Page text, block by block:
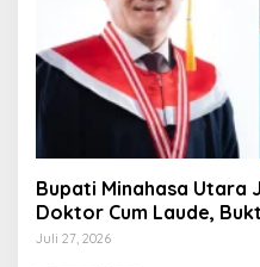
Bupati Minahasa Utara
Doktor Cum Laude,
Kualitas Kepemimpinan
Juli 27, 2026